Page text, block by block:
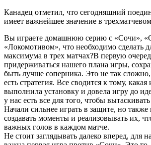
Канадец отметил, что сегодняшний
имеет важнейшее значение в трехматчевом
Вы играете домашнюю серию с «Сочи»,
«Локомотивом», что необходимо сделать
максимума в трех матчах?В первую
придерживаться нашего плана игры,
быть лучше соперника. Это не так
есть стратегия. Все сводится к тому,
выполнила установку и довела игру до
у нас есть все для того, чтобы
Начали сильнее играть в защите, но
создавать моменты и реализовывать их,
важных голов в каждом матче.
Не стоит заглядывать далеко вперед, для